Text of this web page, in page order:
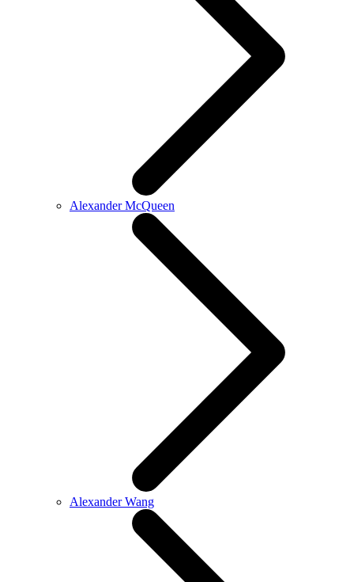
Alexander McQueen
Alexander Wang